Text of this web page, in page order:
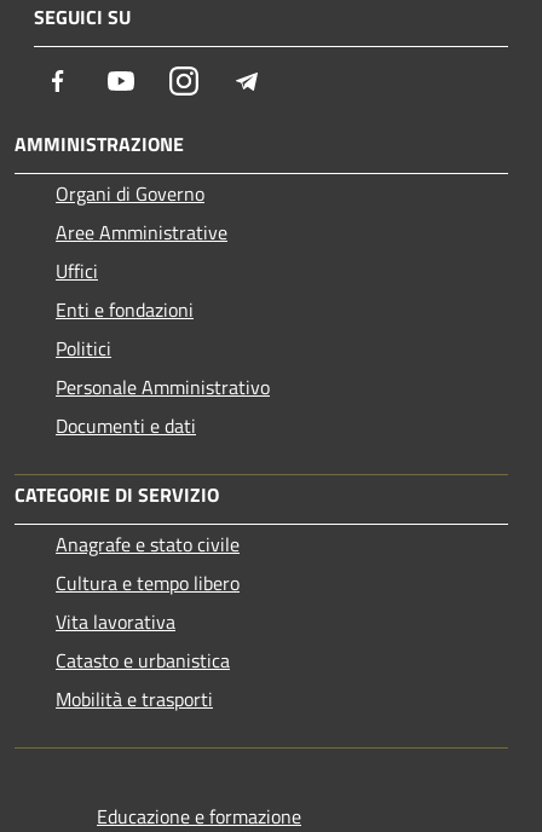
SEGUICI SU
Facebook YoutubeInstagram
AMMINISTRAZIONE
Organi di Governo
Aree Amministrative
Uffici
Enti e fondazioni
Politici
Personale Amministrativo
Documenti e dati
CATEGORIE DI SERVIZIO
Anagrafe e stato civile
Cultura e tempo libero
Vita lavorativa
Catasto e urbanistica
Mobilità e trasporti
Educazione e formazione